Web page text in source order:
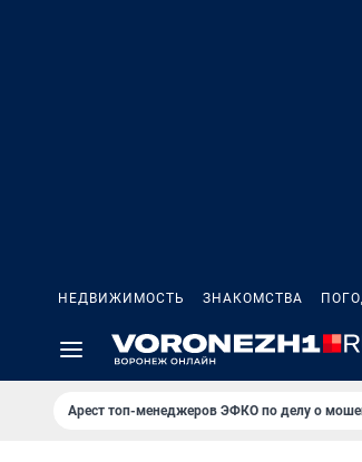
НЕДВИЖИМОСТЬ ЗНАКОМСТВА
Арест топ-менеджеров ЭФКО по делу о